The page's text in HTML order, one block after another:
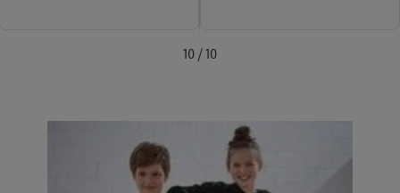
10 / 10